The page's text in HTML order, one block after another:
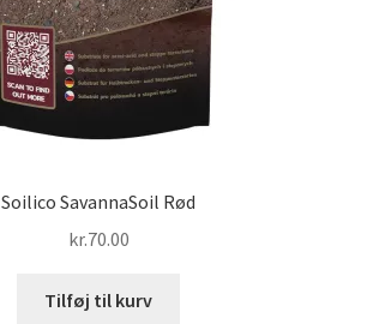
Soilico SavannaSoil Rød
kr.70.00
Tilføj til kurv